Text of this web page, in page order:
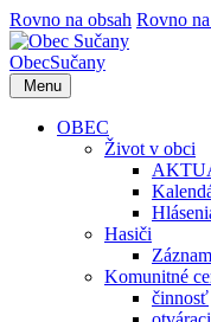
Rovno na obsah Rovno
ObecSučany
Menu
OBEC
Život v obci
Hasiči
Komunitné
činnosť